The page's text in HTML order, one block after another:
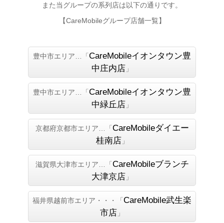
また当グループの系列店は以下の通りです。
【CareMobileグループ店舗一覧】
豊中市エリア…「 CareMobileイオンタウン豊
中庄内店 」
豊中市エリア…「 CareMobileイオンタウン豊
中緑丘店 」
京都府京都市エリア…「 CareMobileダイエー
桂南店 」
滋賀県大津市エリア…「 CareMobileブランチ
大津京店 」
福井県越前市エリア・・・「 CareMobile武生楽
市店 」